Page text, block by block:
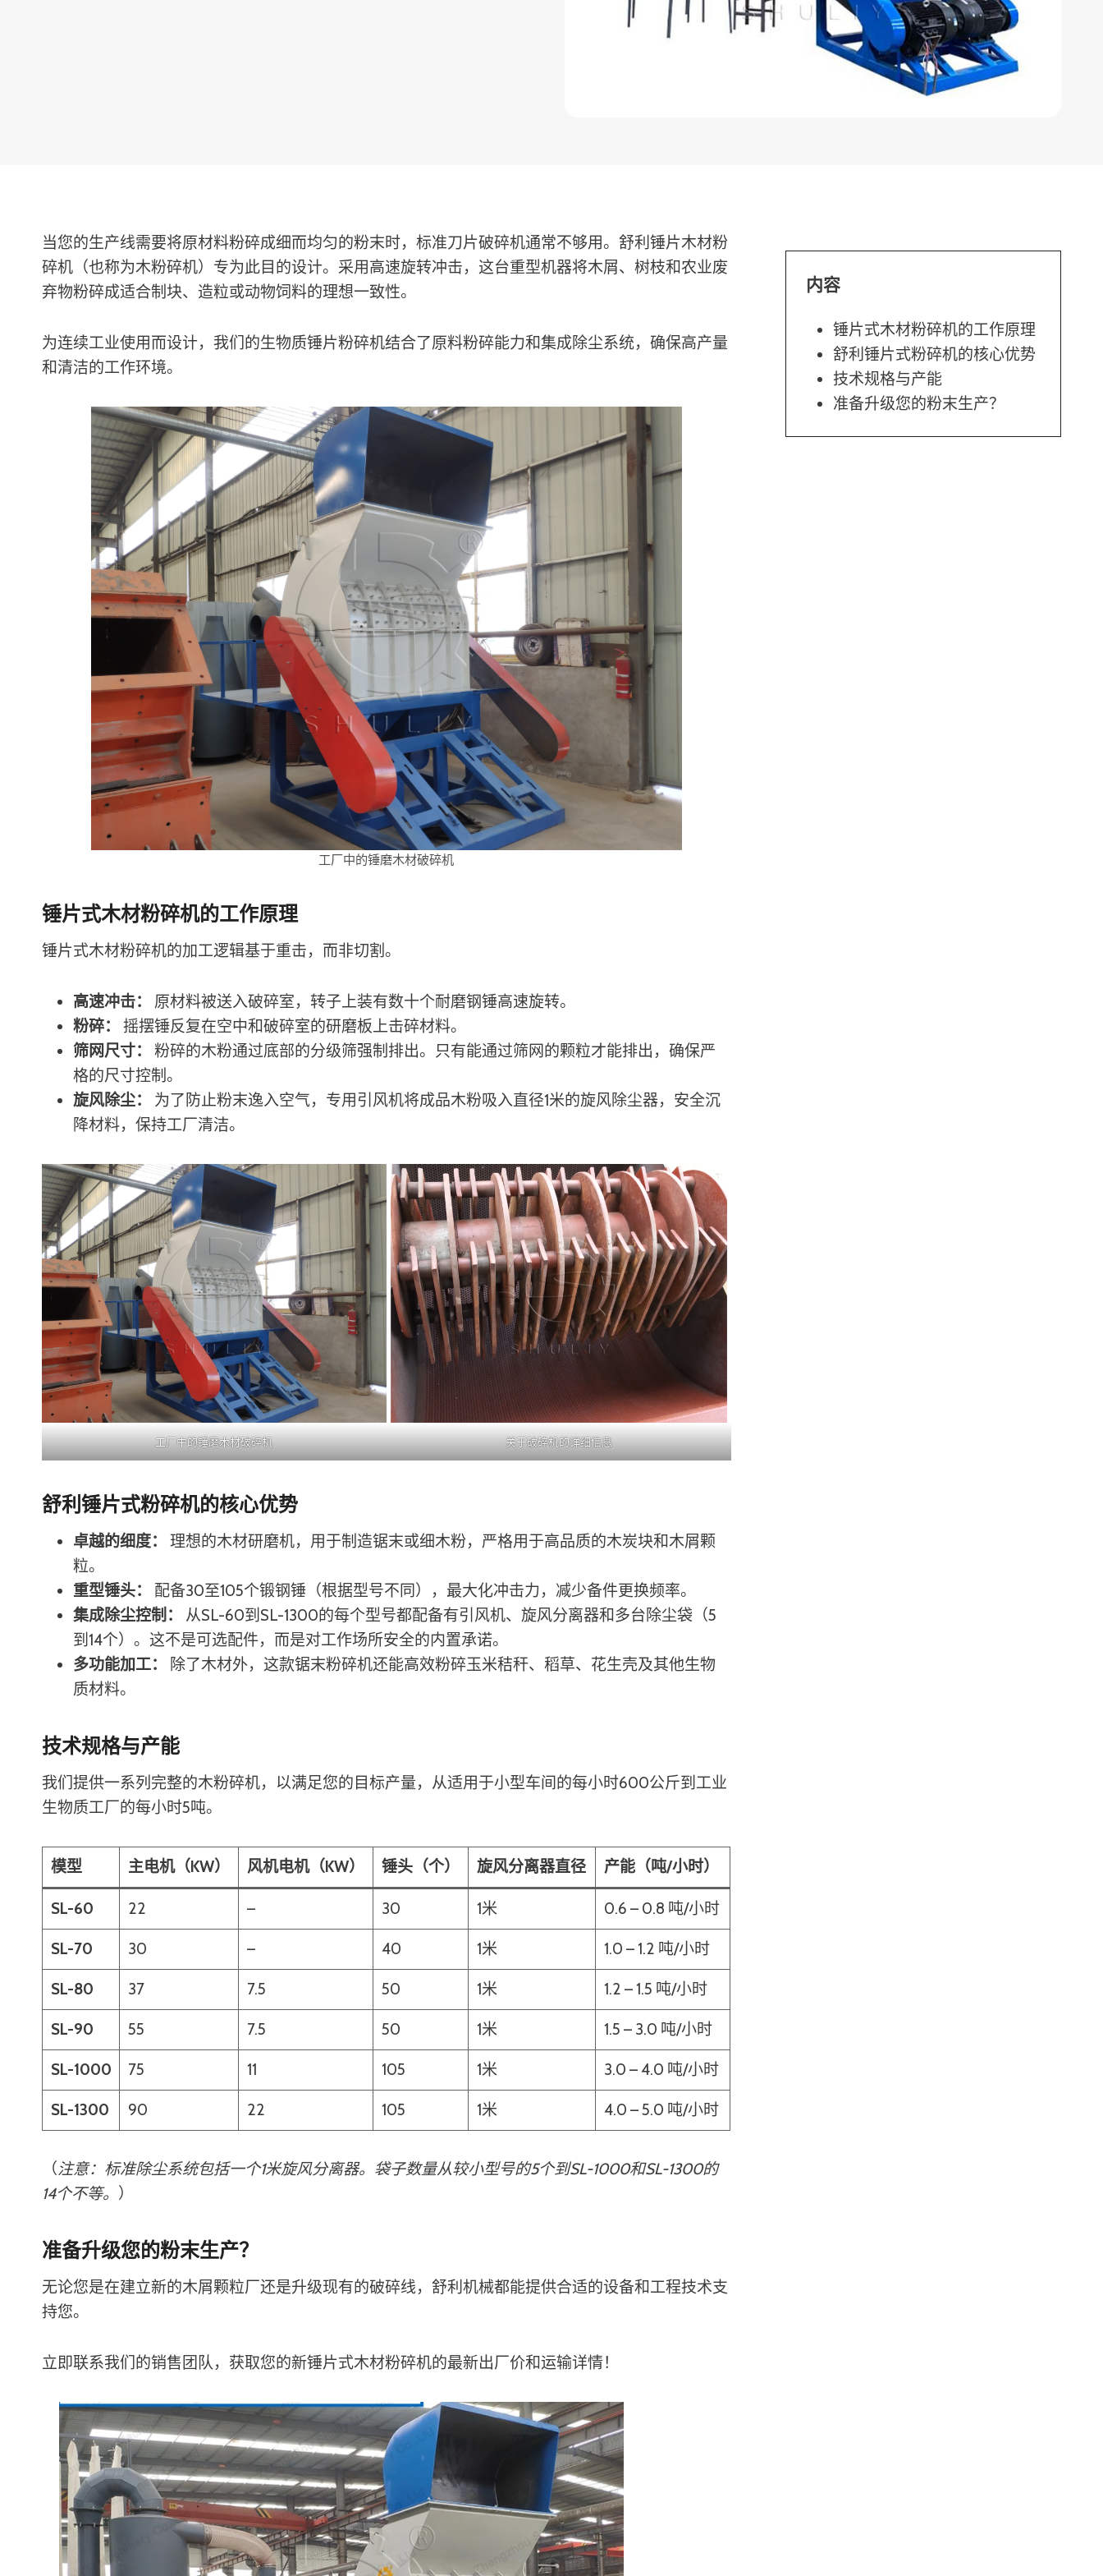
当您的生产线需要将原材料粉碎成细而均匀的粉末时，标准刀片破碎机通常不够用。舒利锤片木材粉
碎机（也称为木粉碎机）专为此目的设计。采用高速旋转冲击，这台重型机器将木屑、树枝和农业废
弃物粉碎成适合制块、造粒或动物饲料的理想一致性。
为连续工业使用而设计，我们的生物质锤片粉碎机结合了原料粉碎能力和集成除尘系统，确保高产量
和清洁的工作环境。
工厂中的锤磨木材破碎机
锤片式木材粉碎机的工作原理
锤片式木材粉碎机的加工逻辑基于重击，而非切割。
高速冲击：
原材料被送入破碎室，转子上装有数十个耐磨钢锤高速旋转。
粉碎：
摇摆锤反复在空中和破碎室的研磨板上击碎材料。
筛网尺寸：
粉碎的木粉通过底部的分级筛强制排出。只有能通过筛网的颗粒才能排出，确保严
格的尺寸控制。
旋风除尘： 为了防止粉末逸入空气，专用引风机将成品木粉吸入直径1米的旋风除尘器，安全沉
降材料，保持工厂清洁。
工厂中的锤磨木材破碎机 关于破碎机的详细信息
舒利锤片式粉碎机的核心优势
卓越的细度：
理想的木材研磨机，用于制造锯末或细木粉，严格用于高品质的木炭块和木屑颗
粒。
重型锤头：
配备30至105个锻钢锤（根据型号不同），最大化冲击力，减少备件更换频率。
集成除尘控制：
从SL-60到SL-1300的每个型号都配备有引风机、旋风分离器和多台除尘袋（5
到14个）。这不是可选配件，而是对工作场所安全的内置承诺。
多功能加工：
除了木材外，这款锯末粉碎机还能高效粉碎玉米秸秆、稻草、花生壳及其他生物
质材料。
技术规格与产能
我们提供一系列完整的木粉碎机，以满足您的目标产量，从适用于小型车间的每小时600公斤到工业
生物质工厂的每小时5吨。
模型 主电机（KW） 风机电机（KW） 锤头（个） 旋风分离器直径 产能（吨/小时）
SL-60 22 – 30 1米 0.6 – 0.8 吨/小时
SL-70 30 – 40 1米 1.0 – 1.2 吨/小时
SL-80 37 7.5 50 1米 1.2 – 1.5 吨/小时
SL-90 55 7.5 50 1米 1.5 – 3.0 吨/小时
SL-1000 75 11 105 1米 3.0 – 4.0 吨/小时
SL-1300 90 22 105 1米 4.0 – 5.0 吨/小时
（注意：标准除尘系统包括一个1米旋风分离器。袋子数量从较小型号的5个到SL-1000和SL-1300的
14个不等。 ）
准备升级您的粉末生产？
无论您是在建立新的木屑颗粒厂还是升级现有的破碎线，舒利机械都能提供合适的设备和工程技术支
持您。
立即联系我们的销售团队，获取您的新锤片式木材粉碎机的最新出厂价和运输详情！
内容
锤片式木材粉碎机的工作原理
舒利锤片式粉碎机的核心优势
技术规格与产能
准备升级您的粉末生产？